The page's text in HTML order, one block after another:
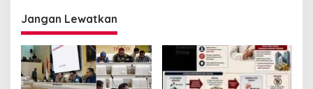
Jangan Lewatkan